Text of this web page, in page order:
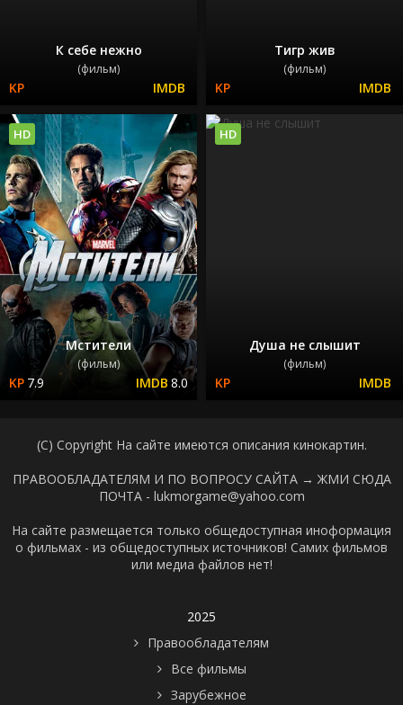
К себе нежно
(фильм)
Тигр жив
(фильм)
Мстители
(фильм)
7.9 8.0
HD
Душа не слышит
(фильм)
HD
(C) Copyright На сайте имеются описания кинокартин.
ПРАВООБЛАДАТЕЛЯМ И ПО ВОПРОСУ САЙТА → ЖМИ СЮДА
ПОЧТА - lukmorgame@yahoo.com
На сайте размещается только общедоступная иноформация
о фильмах - из общедоступных источников! Самих фильмов
или медиа файлов нет!
2025
Правообладателям
Все фильмы
Зарубежное